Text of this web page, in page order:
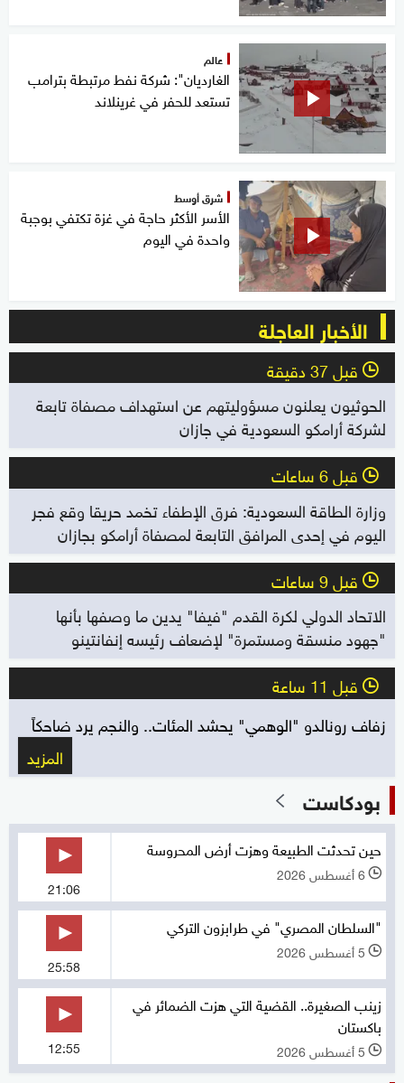
عالم
الغارديان": شركة نفط مرتبطة بترامب
تستعد للحفر في غرينلاند
شرق أوسط
الأسر الأكثر حاجة في غزة تكتفي بوجبة
واحدة في اليوم
الأخبار العاجلة
l قبل 37 دقيقة
الحوثيون يعلنون مسؤوليتهم عن استهداف مصفاة تابعة
لشركة أرامكو السعودية في جازان
l قبل 6 ساعات
وزارة الطاقة السعودية: فرق الإطفاء تخمد حريقا وقع فجر
اليوم في إحدى المرافق التابعة لمصفاة أرامكو بجازان
l قبل 9 ساعات
الاتحاد الدولي لكرة القدم "فيفا" يدين ما وصفها بأنها
"جهود منسقة ومستمرة" لإضعاف رئيسه إنفانتينو
l قبل 11 ساعة
زفاف رونالدو "الوهمي" يحشد المئات.. والنجم يرد ضاحكاً
المزيد
بودكاست
حين تحدثت الطبيعة وهزت أرض المحروسة
l 6 أغسطس 2026
21:06
"السلطان المصري" في طرابزون التركي
l 5 أغسطس 2026
25:58
زينب الصغيرة.. القضية التي هزت الضمائر في
باكستان
l 5 أغسطس 2026 12:55